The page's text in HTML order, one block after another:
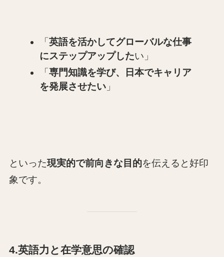
「英語を活かしてグローバルな仕事
にステップアップしたい」
「専門知識を学び、日本でキャリア
を発展させたい 」
といった現実的で前向きな目的を伝えると好印
象です。
4.英語力と在学意思の確認